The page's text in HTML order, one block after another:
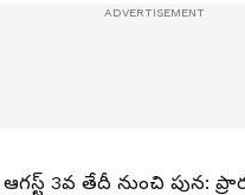
3వ తేదీ నుంచి పున: